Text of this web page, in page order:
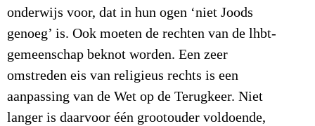
onderwijs voor, dat in hun ogen ‘niet Joods
genoeg’ is. Ook moeten de rechten van de lhbt-
gemeenschap beknot worden. Een zeer
omstreden eis van religieus rechts is een
aanpassing van de Wet op de Terugkeer. Niet
langer is daarvoor één grootouder voldoende,